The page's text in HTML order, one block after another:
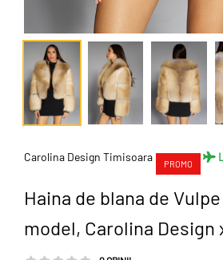
Carolina Design Timisoara
PROMO
Haina de blana de Vulpe
model, Carolina Design